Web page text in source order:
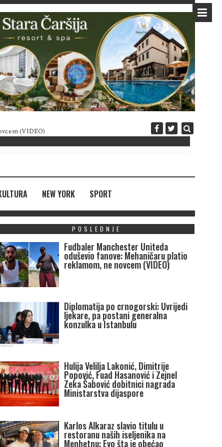
(VIDEO) Diplomatija po
NEW YORK SPORT
POSLEDNJE
Fudbaler Manchester Uniteda
oduševio fanove: Mehaničaru platio
reklamom, ne novcem (VIDEO)
Diplomatija po crnogorski: Uvrijedi
ljekare, pa postani generalna
konzulka u Istanbulu
Hulija Velilja Lakonić, Dimitrije
Popović, Fuad Hasanović i Zejnel
Zeka Šabović dobitnici nagrada
Ministarstva dijaspore
Karlos Alkaraz slavio titulu u
restoranu naših iseljenika na
Menhetnu: Evo šta je obećao